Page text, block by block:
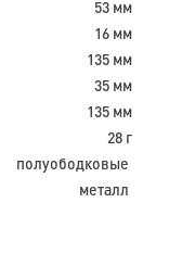
53 мм
16 мм
135 мм
35 мм
135 мм
28 г
полуободковые
металл